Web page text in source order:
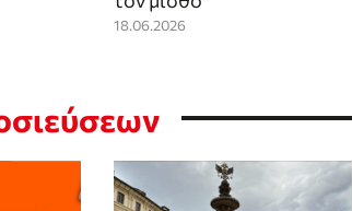
18.06.2026